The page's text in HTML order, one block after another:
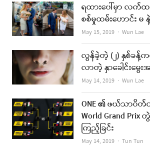
ရထားပေါ်မှာ လက်ထ
စစ်မှုထမ်းဟောင်း မ
May 15, 2019 Author
Wun Lae
လွန်ခဲ့တဲ့ (၂) နှစ်ခန့်
လာတဲ့ နှာခေါင်းမွေး
May 14, 2019 Author
Wun Lae
ONE ၏ ဖယ်သာဝိတ်တ
World Grand
ကြည့်ခြင်း
May 14, 2019 Author
Tun Tun